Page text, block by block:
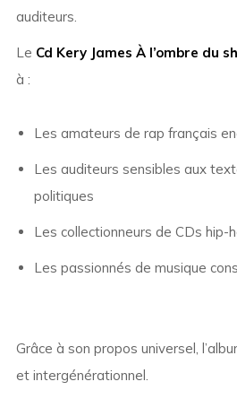
auditeurs.
Le Cd Kery James À l’ombre du
à :
Les amateurs de rap français
Les auditeurs sensibles aux
politiques
Les collectionneurs de CDs hip-
Les passionnés de musique
Grâce à son propos universel,
et intergénérationnel.